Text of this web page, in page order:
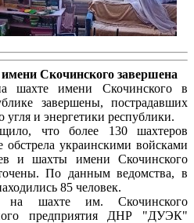
Скочинского завершена
шахте имени Скочинского в
завершены, пострадавших
и энергетики республики.
что более 130 шахтеров
обстрела украинскими войсками
и шахты имени Скочинского
По данным ведомства, в
85 человек.
на шахте им. Скочинского
предприятия ДНР "ДУЭК"